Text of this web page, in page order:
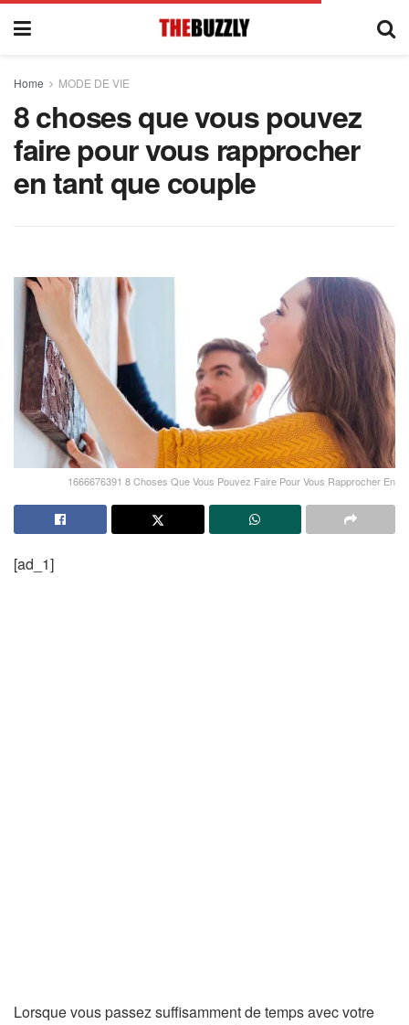
Home MODE DE VIE
8 choses que vous pouvez
faire pour vous rapprocher
en tant que couple
1666676391 8 Choses Que Vous Pouvez Faire Pour Vous Rapprocher En
[ad_1]
Lorsque vous passez suffisamment de temps avec votre